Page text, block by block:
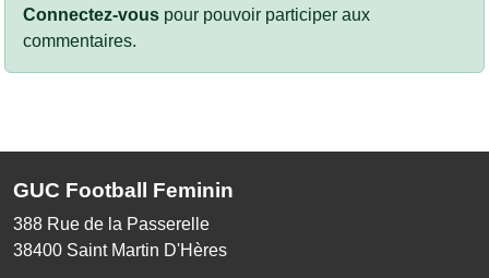
Connectez-vous pour pouvoir participer aux
commentaires.
GUC Football Feminin
388 Rue de la Passerelle
38400 Saint Martin D'Hères